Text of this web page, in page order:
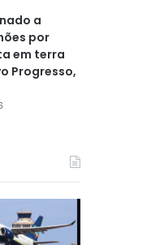
a
por
em terra
Progresso,